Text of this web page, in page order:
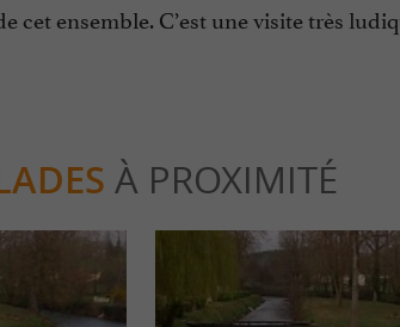
cet ensemble. C’est une visite très
À PROXIMITÉ